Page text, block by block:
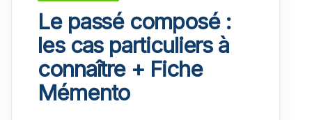
Le passé composé :
les cas particuliers à
connaître + Fiche
Mémento